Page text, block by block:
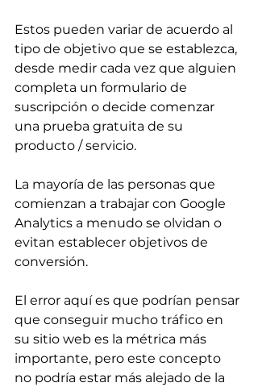
Estos pueden variar de acuerdo al
tipo de objetivo que se establezca,
desde medir cada vez que alguien
completa un formulario de
suscripción o decide comenzar
una prueba gratuita de su
producto / servicio.
La mayoría de las personas que
comienzan a trabajar con Google
Analytics a menudo se olvidan o
evitan establecer objetivos de
conversión.
El error aquí es que podrían pensar
que conseguir mucho tráfico en
su sitio web es la métrica más
importante, pero este concepto
no podría estar más alejado de la